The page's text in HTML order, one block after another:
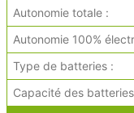
Autonomie totale :
Autonomie 100%
Type de batteries :
Capacité des